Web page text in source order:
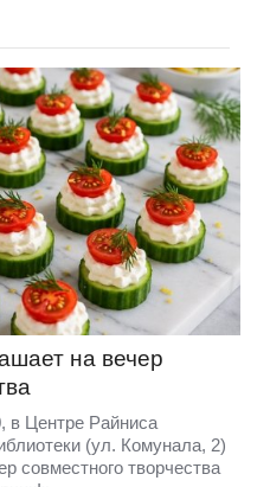
на вечер
в Центре Райниса
(ул. Комунала, 2)
совместного творчества